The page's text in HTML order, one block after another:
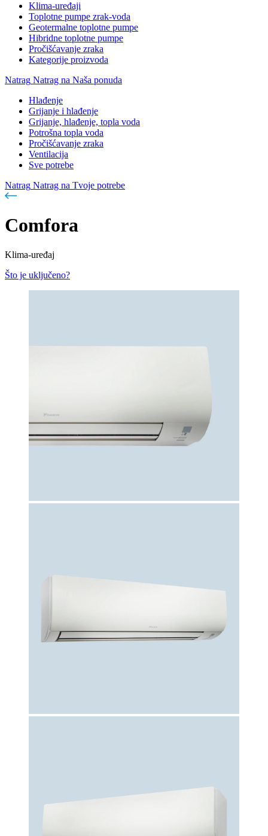
Klima-uređaji
Toplotne pumpe zrak-voda
Geotermalne toplotne pumpe
Hibridne toplotne pumpe
Pročišćavanje zraka
Kategorije proizvoda
Natrag Natrag na Naša ponuda
Hlađenje
Grijanje i hlađenje
Grijanje, hlađenje, topla voda
Potrošna topla voda
Pročišćavanje zraka
Ventilacija
Sve potrebe
Natrag Natrag na Tvoje potrebe
Comfora
Klima-uređaj
Što je uključeno?